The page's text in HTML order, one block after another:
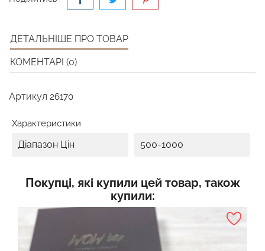
ДЕТАЛЬНІШЕ ПРО ТОВАР
КОМЕНТАРІ (0)
Артикул 26170
Характеристики
Діапазон Цін 500-1000
Покупці, які купили цей товар, також
купили: